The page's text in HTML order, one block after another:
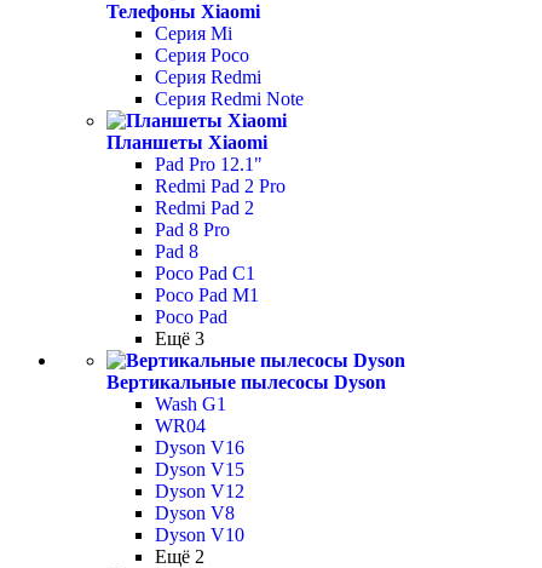
Телефоны Xiaomi
Серия Mi
Серия Poco
Серия Redmi
Серия Redmi Note
Планшеты Xiaomi
Pad Pro 12.1"
Redmi Pad 2 Pro
Redmi Pad 2
Pad 8 Pro
Pad 8
Poco Pad С1
Poco Pad M1
Poco Pad
Ещё 3
Вертикальные пылесосы Dyson
Wash G1
WR04
Dyson V16
Dyson V15
Dyson V12
Dyson V8
Dyson V10
Ещё 2